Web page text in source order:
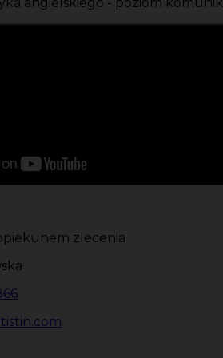
angielskiego - poziom
zlecenia